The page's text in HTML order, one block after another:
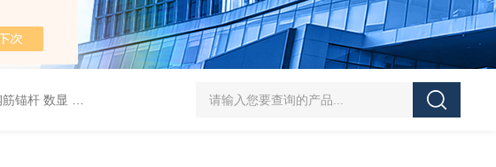
锚杆 数显 QCJ-50/100型漆膜落锤冲击测试仪交通U型板 ZTT-970C通信管道静摩擦系